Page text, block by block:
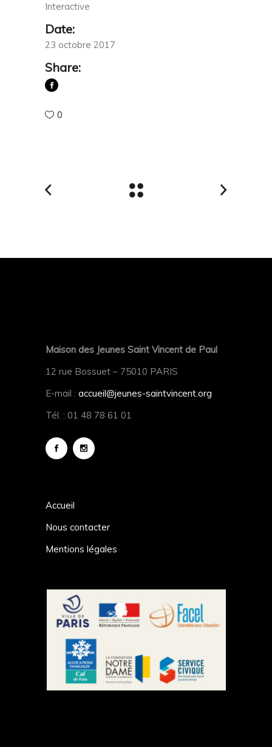
Interactive
Date:
23 octobre 2017
Share:
0
Maison des Jeunes Saint Vincent de Paul
12 rue Bossuet – 75010 PARIS
E-mail : accueil@jeunes-saintvincent.org
Tél. : 01 48 78 61 01
Accueil
Nous contacter
Mentions légales